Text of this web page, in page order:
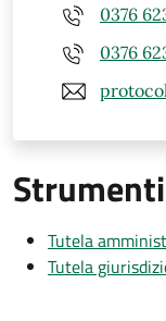
0376
0376
Tutela
Tutela